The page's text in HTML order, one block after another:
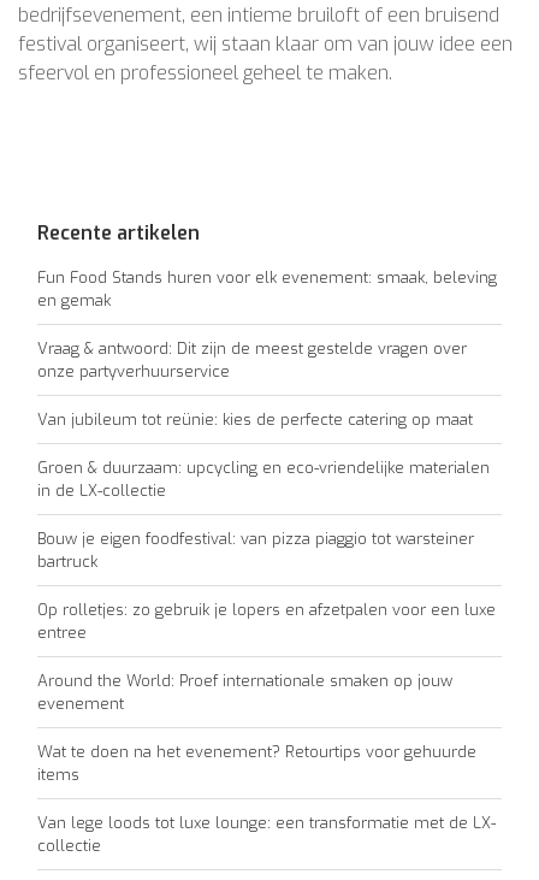
bedrijfsevenement, een intieme bruiloft of een bruisend
festival organiseert, wij staan klaar om van jouw idee een
sfeervol en professioneel geheel te maken.
Recente artikelen
Fun Food Stands huren voor elk evenement: smaak, beleving
en gemak
Vraag & antwoord: Dit zijn de meest gestelde vragen over
onze partyverhuurservice
Van jubileum tot reünie: kies de perfecte catering op maat
Groen & duurzaam: upcycling en eco-vriendelijke materialen
in de LX-collectie
Bouw je eigen foodfestival: van pizza piaggio tot warsteiner
bartruck
Op rolletjes: zo gebruik je lopers en afzetpalen voor een luxe
entree
Around the World: Proef internationale smaken op jouw
evenement
Wat te doen na het evenement? Retourtips voor gehuurde
items
Van lege loods tot luxe lounge: een transformatie met de LX-
collectie